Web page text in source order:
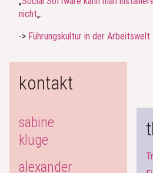
kontakt
sabine
kluge
alexander
nicht„.
-> Führungskultur in der Arbeitswelt